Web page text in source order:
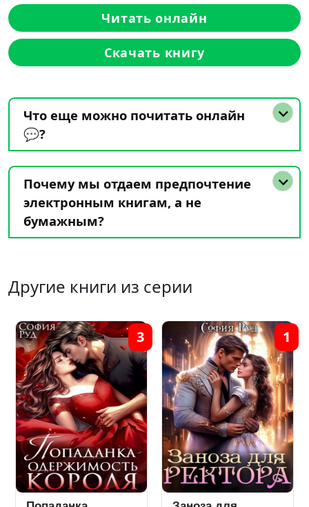
Читать онлайн
Скачать книгу
Что еще можно почитать онлайн
💬?
Почему мы отдаем предпочтение
электронным книгам, а не
бумажным?
Другие книги из серии
3 1